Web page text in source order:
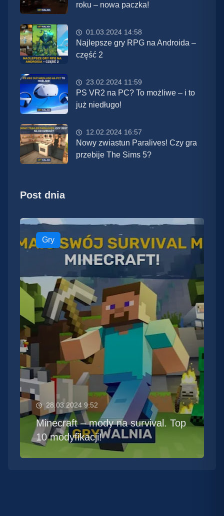
roku – nowa paczka!
01.03.2024 14:58
Najlepsze gry RPG na Androida –
część 2
23.02.2024 11:59
PS VR2 na PC? To możliwe – i to
już niedługo!
12.02.2024 16:57
Nowy zwiastun Paralives! Czy gra
przebije The Sims 5?
Post dnia
Gry
28.03.2024 9:52
Minecraft – mody na survival. Top
10 modyfikacji!